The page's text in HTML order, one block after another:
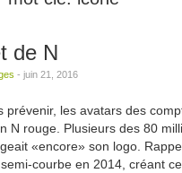
de N
- juin 21, 2016
prévenir, les avatars des
N rouge. Plusieurs des 80
«encore» son logo.
courbe en 2014, créant